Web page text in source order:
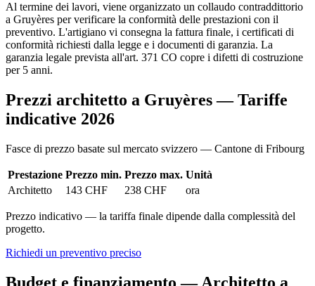
Al termine dei lavori, viene organizzato un collaudo contraddittorio
a Gruyères per verificare la conformità delle prestazioni con il
preventivo. L'artigiano vi consegna la fattura finale, i certificati di
conformità richiesti dalla legge e i documenti di garanzia. La
garanzia legale prevista all'art. 371 CO copre i difetti di costruzione
per 5 anni.
Prezzi architetto a Gruyères — Tariffe
indicative 2026
Fasce di prezzo basate sul mercato svizzero — Cantone di Fribourg
Prestazione Prezzo min. Prezzo max. Unità
Architetto
143 CHF 238 CHF ora
Prezzo indicativo — la tariffa finale dipende dalla complessità del
progetto.
Richiedi un preventivo preciso